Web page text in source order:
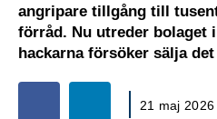
angripare tillgång till
förråd. Nu utreder bolaget
hackarna försöker sälja
21 maj 2026